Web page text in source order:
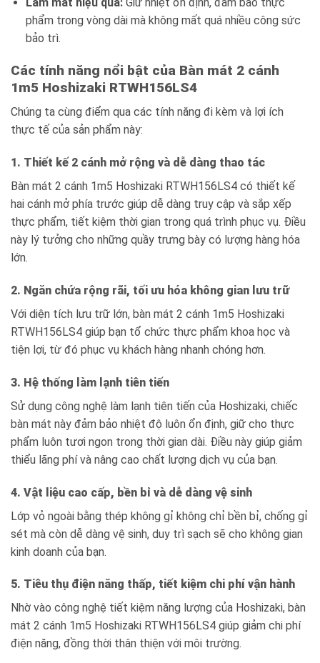
phẩm trong vòng dài mà không mất quá nhiều công sức
bảo trì.
Các tính năng nổi bật của Bàn mát 2 cánh
1m5 Hoshizaki RTWH156LS4
Chúng ta cùng điểm qua các tính năng đi kèm và lợi ích
thực tế của sản phẩm này:
1. Thiết kế 2 cánh mở rộng và dễ dàng thao tác
Bàn mát 2 cánh 1m5 Hoshizaki RTWH156LS4 có thiết kế
hai cánh mở phía trước giúp dễ dàng truy cập và sắp xếp
thực phẩm, tiết kiệm thời gian trong quá trình phục vụ. Điều
này lý tưởng cho những quầy trưng bày có lượng hàng hóa
lớn.
2. Ngăn chứa rộng rãi, tối ưu hóa không gian lưu trữ
Với diện tích lưu trữ lớn, bàn mát 2 cánh 1m5 Hoshizaki
RTWH156LS4 giúp bạn tổ chức thực phẩm khoa học và
tiện lợi, từ đó phục vụ khách hàng nhanh chóng hơn.
3. Hệ thống làm lạnh tiên tiến
Sử dụng công nghệ làm lạnh tiên tiến của Hoshizaki, chiếc
bàn mát này đảm bảo nhiệt độ luôn ổn định, giữ cho thực
phẩm luôn tươi ngon trong thời gian dài. Điều này giúp giảm
thiểu lãng phí và nâng cao chất lượng dịch vụ của bạn.
4. Vật liệu cao cấp, bền bỉ và dễ dàng vệ sinh
Lớp vỏ ngoài bằng thép không gỉ không chỉ bền bỉ, chống gỉ
sét mà còn dễ dàng vệ sinh, duy trì sạch sẽ cho không gian
kinh doanh của bạn.
5. Tiêu thụ điện năng thấp, tiết kiệm chi phí vận hành
Nhờ vào công nghệ tiết kiệm năng lượng của Hoshizaki, bàn
mát 2 cánh 1m5 Hoshizaki RTWH156LS4 giúp giảm chi phí
điện năng, đồng thời thân thiện với môi trường.